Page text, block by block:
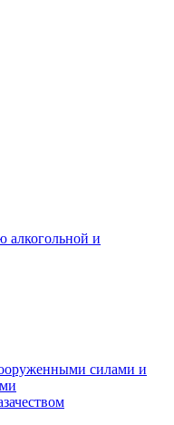
алкогольной и
силами и